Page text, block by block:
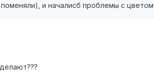
и началисб проблемы с